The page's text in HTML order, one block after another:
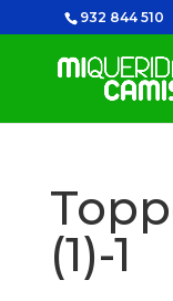
932 844 510
(1)-1